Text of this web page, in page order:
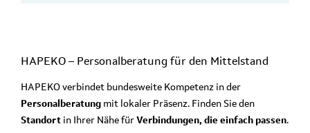
HAPEKO – Personalberatung für den Mittelstand
HAPEKO verbindet bundesweite Kompetenz in der
Personalberatung mit lokaler Präsenz. Finden Sie den
Standort in Ihrer Nähe für Verbindungen, die einfach passen.